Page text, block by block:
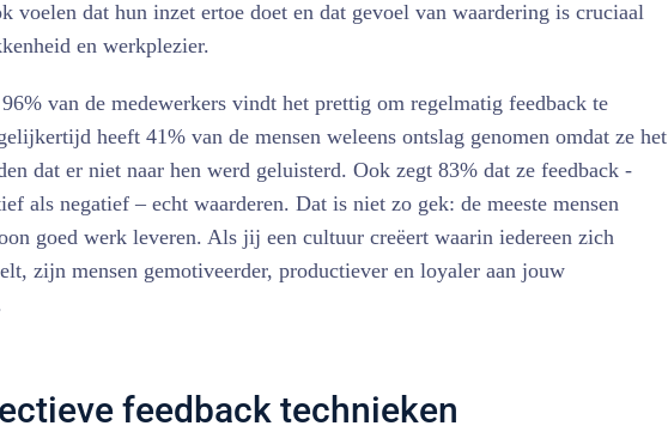
voelen dat hun inzet ertoe doet en dat gevoel van waardering is cruciaal
en werkplezier.
van de medewerkers vindt het prettig om regelmatig feedback te
heeft 41% van de mensen weleens ontslag genomen omdat ze het
dat er niet naar hen werd geluisterd. Ook zegt 83% dat ze feedback -
als negatief – echt waarderen. Dat is niet zo gek: de meeste mensen
goed werk leveren. Als jij een cultuur creëert waarin iedereen zich
zijn mensen gemotiveerder, productiever en loyaler aan jouw
feedback technieken